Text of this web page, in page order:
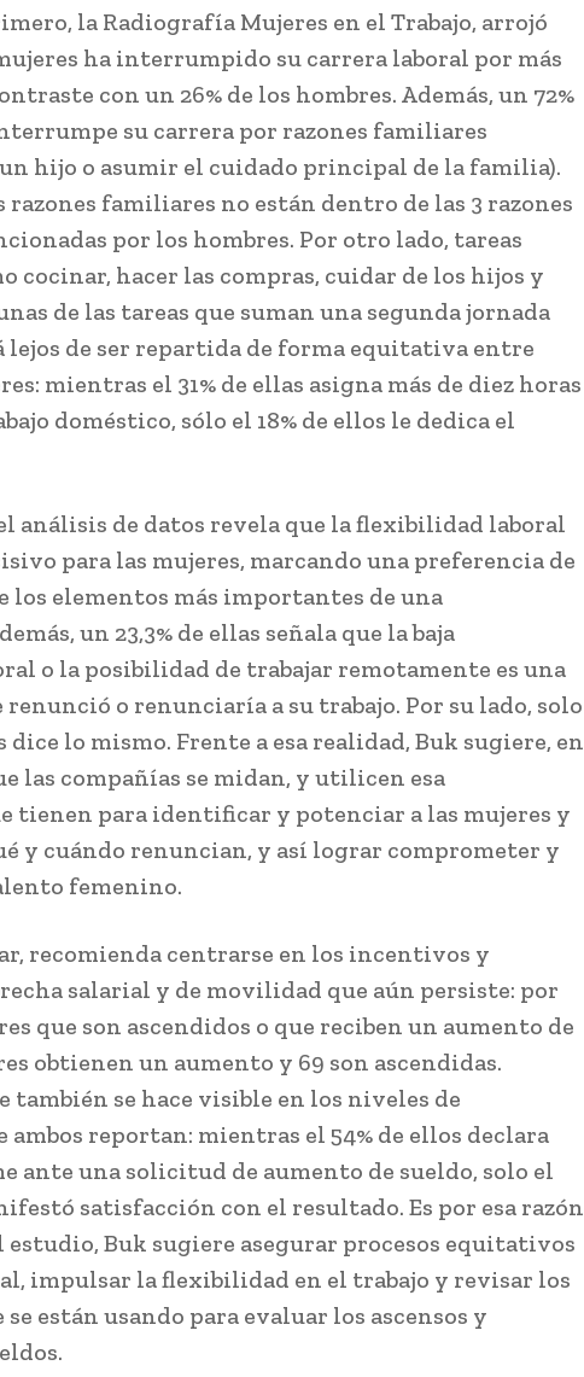
la Radiografía Mujeres en el Trabajo, arrojó
ha interrumpido su carrera laboral por más
con un 26% de los hombres. Además, un 72%
su carrera por razones familiares
hijo o asumir el cuidado principal de la familia).
razones familiares no están dentro de las 3 razones
por los hombres. Por otro lado, tareas
cocinar, hacer las compras, cuidar de los hijos y
de las tareas que suman una segunda jornada
lejos de ser repartida de forma equitativa entre
mientras el 31% de ellas asigna más de diez horas
doméstico, sólo el 18% de ellos le dedica el
análisis de datos revela que la flexibilidad laboral
para las mujeres, marcando una preferencia de
los elementos más importantes de una
un 23,3% de ellas señala que la baja
o la posibilidad de trabajar remotamente es una
renunció o renunciaría a su trabajo. Por su lado, solo
dice lo mismo. Frente a esa realidad, Buk sugiere, en
las compañías se midan, y utilicen esa
tienen para identificar y potenciar a las mujeres y
y cuándo renuncian, y así lograr comprometer y
femenino.
recomienda centrarse en los incentivos y
salarial y de movilidad que aún persiste: por
que son ascendidos o que reciben un aumento de
obtienen un aumento y 69 son ascendidas.
también se hace visible en los niveles de
ambos reportan: mientras el 54% de ellos declara
ante una solicitud de aumento de sueldo, solo el
satisfacción con el resultado. Es por esa razón
estudio, Buk sugiere asegurar procesos equitativos
impulsar la flexibilidad en el trabajo y revisar los
están usando para evaluar los ascensos y